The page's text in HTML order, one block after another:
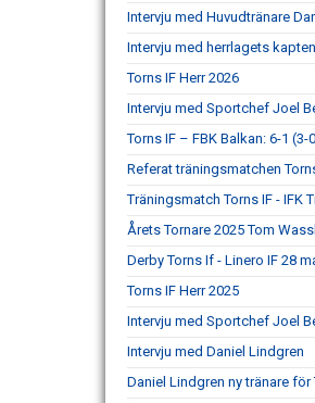
Intervju med Huvudtränare
Intervju med herrlagets
Torns IF Herr 2026
Intervju med Sportchef Joel
Torns IF – FBK Balkan: 6-1 (3-
Referat träningsmatchen
Träningsmatch Torns IF - IFK
Årets Tornare 2025 Tom
Derby Torns If - Linero IF 28
Torns IF Herr 2025
Intervju med Sportchef Joel
Intervju med Daniel Lindgren
Daniel Lindgren ny tränare för